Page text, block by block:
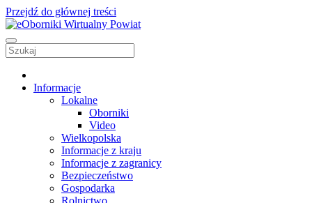
Przejdź do głównej treści
Informacje
Lokalne
Oborniki
Video
Wielkopolska
Informacje z kraju
Informacje z zagranicy
Bezpieczeństwo
Gospodarka
Rolnictwo